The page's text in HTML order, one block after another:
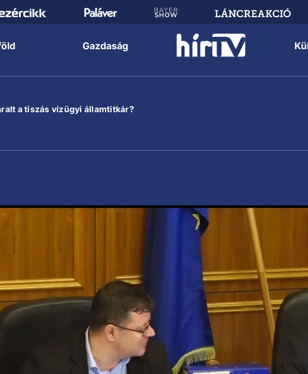
Gazdaság
a tiszás vízügyi államtitkár?